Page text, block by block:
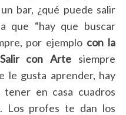
bar, ¿qué puede salir
que “hay que buscar
por ejemplo con la
Salir con Arte siempre
le gusta aprender, hay
en casa cuadros
Los profes te dan los